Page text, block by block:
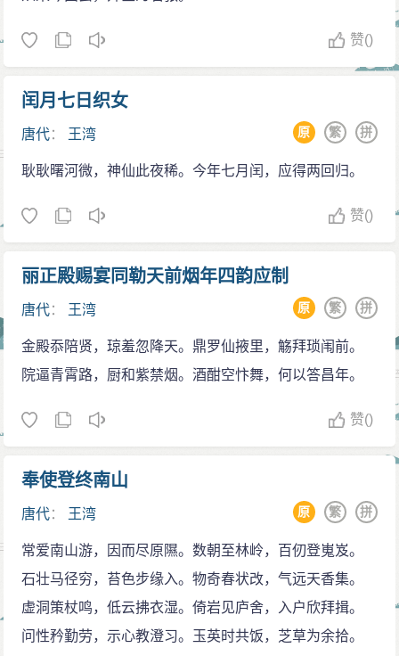
赞()
闰月七日织女
唐代： 王湾 拼
繁
原
耿耿曙河微，神仙此夜稀。今年七月闰，应得两回归。
赞()
丽正殿赐宴同勒天前烟年四韵应制
唐代： 王湾 拼
繁
原
金殿忝陪贤，琼羞忽降天。鼎罗仙掖里，觞拜琐闱前。
院逼青霄路，厨和紫禁烟。酒酣空忭舞，何以答昌年。
赞()
奉使登终南山
唐代： 王湾 拼
繁
原
常爱南山游，因而尽原隰。数朝至林岭，百仞登嵬岌。
石壮马径穷，苔色步缘入。物奇春状改，气远天香集。
虚洞策杖鸣，低云拂衣湿。倚岩见庐舍，入户欣拜揖。
问性矜勤劳，示心教澄习。玉英时共饭，芝草为余拾。